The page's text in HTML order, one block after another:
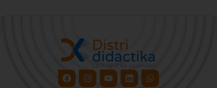
FacebookInstagram
YoutubeLinkedinWhatsapp